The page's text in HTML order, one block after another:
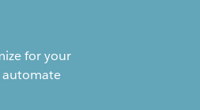
for your
automate